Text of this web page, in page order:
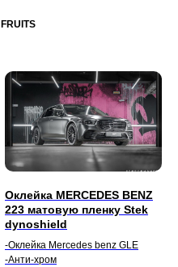
FRUITS
Оклейка MERCEDES BENZ
223 матовую пленку Stek
dynoshield
-Оклейка Mercedes benz GLE
-Анти-хром